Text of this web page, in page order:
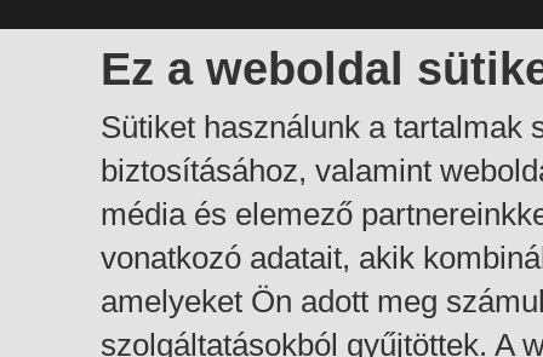
Ez a weboldal
Sütiket használunk a tartalmak
biztosításához, valamint
média és elemező
vonatkozó adatait, akik
amelyeket Ön adott meg
szolgáltatásokból gyűjtöttek. A